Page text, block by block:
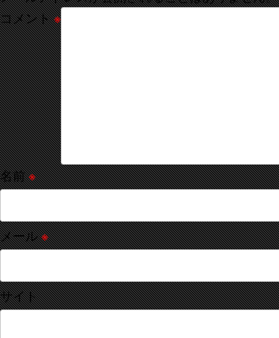
コメント※
名前※
メール※
サイト